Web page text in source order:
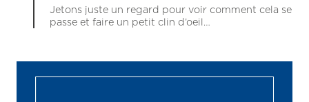
Jetons juste un regard pour voir comment cela se
passe et faire un petit clin d’oeil…